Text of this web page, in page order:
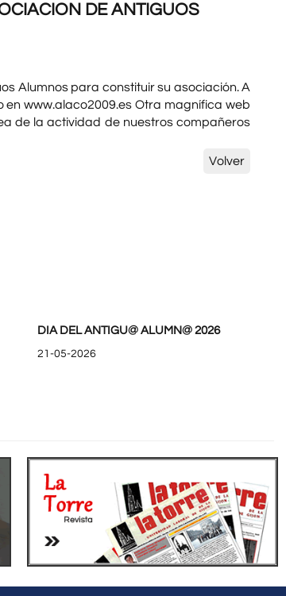
DE ANTIGUOS
Alumnos para constituir su asociación. A
www.alaco2009.es Otra magnífica web
de la actividad de nuestros compañeros
Volver
DIA DEL ANTIGU@ ALUMN@ 2026
21-05-2026